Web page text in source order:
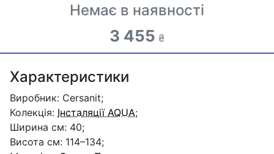
Немає в наявності
3 455 ₴
Характеристики
Виробник: Cersanit;
Колекція: Інсталяції AQUA;
Ширина см: 40;
Висота см: 114–134;